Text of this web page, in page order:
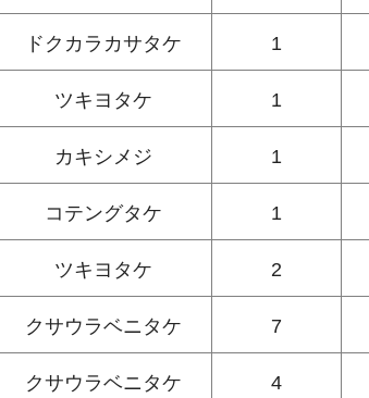
ドクカラカサタケ 1
ツキヨタケ 1
カキシメジ 1
コテングタケ 1
ツキヨタケ 2
クサウラベニタケ 7
クサウラベニタケ 4